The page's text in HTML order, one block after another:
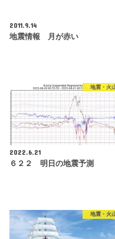
2011.9.14
地震情報 月が赤い
地震・火
2022.6.21
６２２ 明日の地震予測
地震・火